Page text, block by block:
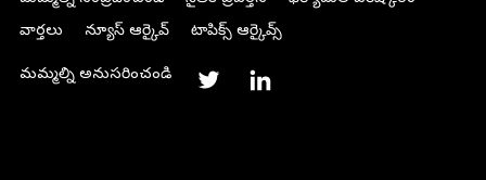
వార్తలు
న్యూస్ ఆర్కైవ్ టాపిక్స్ ఆర్కైవ్స్
మమ్మల్ని అనుసరించండి